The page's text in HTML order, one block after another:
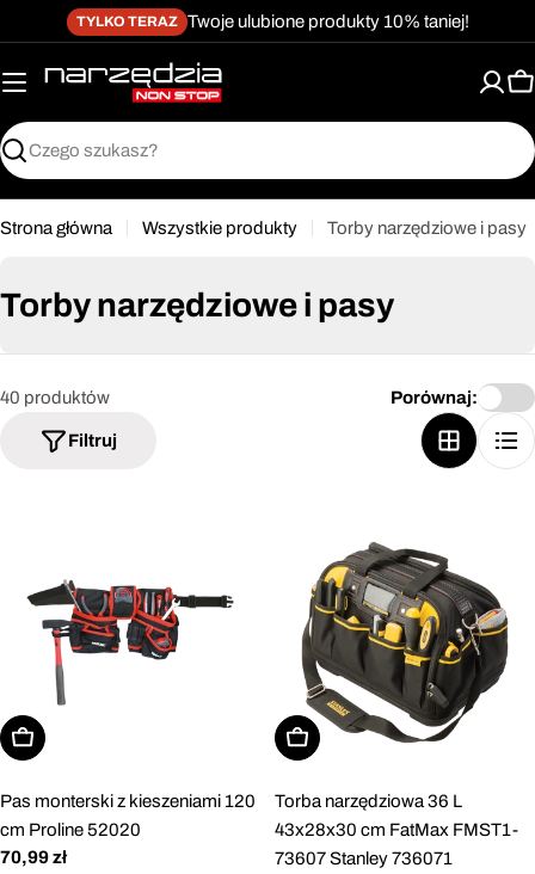
Przejdź do treści
Przejdź do menu
Przejdź do stopki
dostępności
do
treści
TYLKO TERAZ Twoje ulubione produkty 10% taniej!
Szukaj
Strona główna Wszystkie produkty Torby narzędziowe i pasy
Torby narzędziowe i pasy
40 produktów
Filtruj
Porównaj:
Dodaj do koszyka
Pas monterski z kieszeniami 120
cm Proline 52020
Cena
70,99 zł
Dodaj do koszyka
Torba narzędziowa 36 L
43x28x30 cm FatMax FMST1-
73607 Stanley 736071